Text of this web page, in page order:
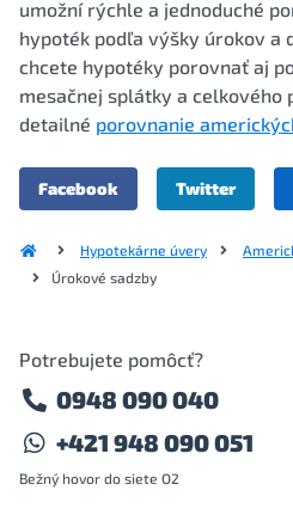
umožní rýchle a jednoduché
hypoték podľa výšky úrokov a
chcete hypotéky porovnať aj
mesačnej splátky a celkového
detailné porovnanie
Facebook Twitter
Hypotekárne úvery
Úrokové sadzby
Potrebujete pomôcť?
0948 090 040
+421 948 090 051
Bežný hovor do siete O2